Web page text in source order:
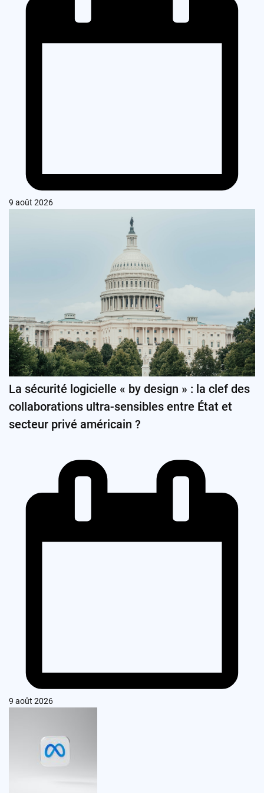
9 août 2026
La sécurité logicielle « by design » : la clef des
collaborations ultra-sensibles entre État et
secteur privé américain ?
9 août 2026